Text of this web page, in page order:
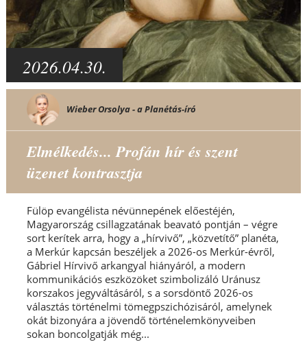
2026.04.30.
Wieber Orsolya - a Planétás-író
Elmélkedés... Profán hír és szent
üzenet kontrasztja
Fülöp evangélista névünnepének előestéjén,
Magyarország csillagzatának beavató pontján – végre
sort kerítek arra, hogy a „hírvivő”, „közvetítő” planéta,
a Merkúr kapcsán beszéljek a 2026-os Merkúr-évről,
Gábriel Hírvivő arkangyal hiányáról, a modern
kommunikációs eszközöket szimbolizáló Uránusz
korszakos jegyváltásáról, s a sorsdöntő 2026-os
választás történelmi tömegpszichózisáról, amelynek
okát bizonyára a jövendő történelemkönyveiben
sokan boncolgatják még...